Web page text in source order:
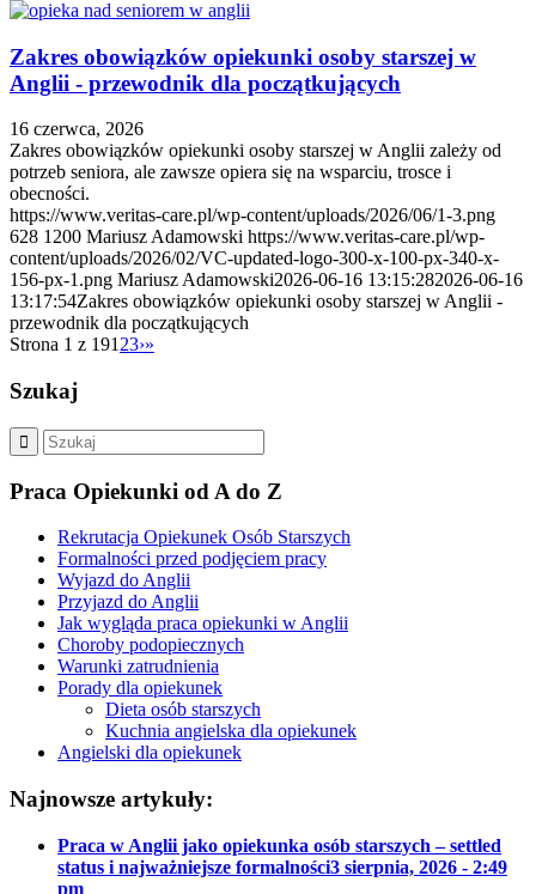
Zakres obowiązków opiekunki osoby starszej w
Anglii - przewodnik dla początkujących
16 czerwca, 2026
Zakres obowiązków opiekunki osoby starszej w Anglii zależy od
potrzeb seniora, ale zawsze opiera się na wsparciu, trosce i
obecności.
https://www.veritas-care.pl/wp-content/uploads/2026/06/1-3.png
628 1200 Mariusz Adamowski https://www.veritas-care.pl/wp-
content/uploads/2026/02/VC-updated-logo-300-x-100-px-340-x-
156-px-1.png Mariusz Adamowski2026-06-16 13:15:282026-06-16
13:17:54Zakres obowiązków opiekunki osoby starszej w Anglii -
przewodnik dla początkujących
Strona 1 z 191 23›»
Szukaj
Praca Opiekunki od A do Z
Rekrutacja Opiekunek Osób Starszych
Formalności przed podjęciem pracy
Wyjazd do Anglii
Przyjazd do Anglii
Jak wygląda praca opiekunki w Anglii
Choroby podopiecznych
Warunki zatrudnienia
Porady dla opiekunek
Dieta osób starszych
Kuchnia angielska dla opiekunek
Angielski dla opiekunek
Najnowsze artykuły:
Praca w Anglii jako opiekunka osób starszych – settled
status i najważniejsze formalności3 sierpnia, 2026 - 2:49
pm